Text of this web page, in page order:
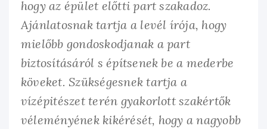
hogy az épület előtti part szakadoz.
Ajánlatosnak tartja a levél írója, hogy
mielőbb gondoskodjanak a part
biztosításáról s építsenek be a mederbe
köveket. Szükségesnek tartja a
vízépitészet terén gyakorlott szakértők
véleményének kikérését, hogy a nagyobb